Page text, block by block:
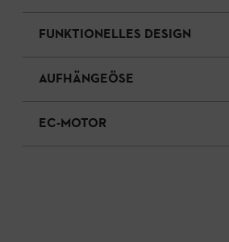
FUNKTIONELLES DESIGN
AUFHÄNGEÖSE
EC-MOTOR